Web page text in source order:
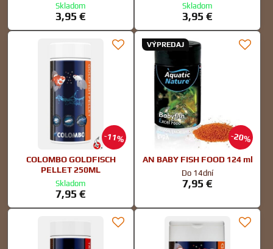
Skladom
3,95 €
Skladom
3,95 €
11%
COLOMBO GOLDFISCH
PELLET 250ML
Skladom
7,95 €
20%
VÝPREDAJ
AN BABY FISH FOOD 124 ml
Do 14dní
7,95 €